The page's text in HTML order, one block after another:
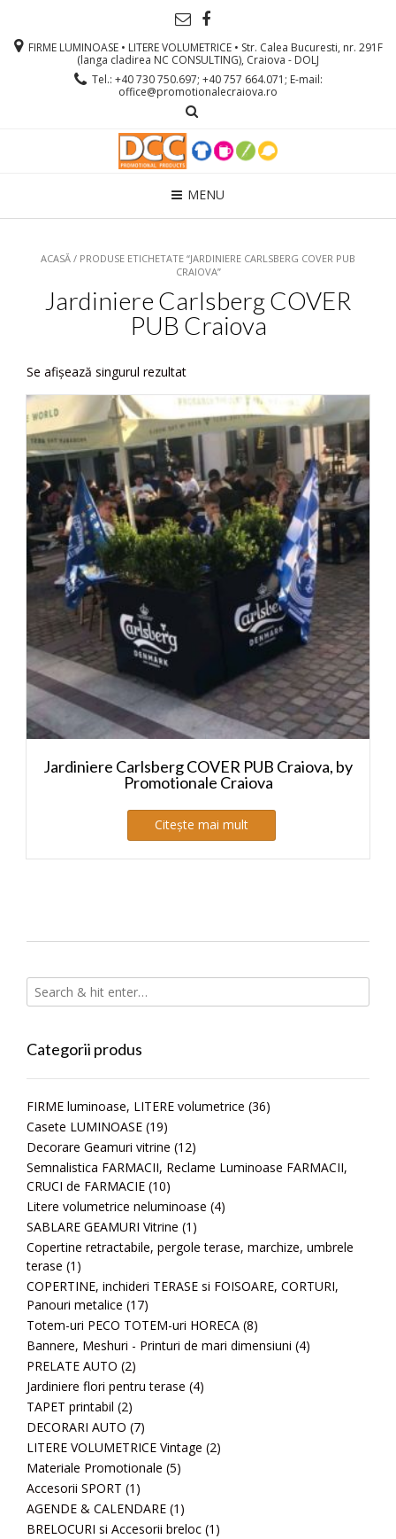
FIRME LUMINOASE • LITERE VOLUMETRICE • Str. Calea Bucuresti, nr. 291F
(langa cladirea NC CONSULTING), Craiova - DOLJ
Tel.: +40 730 750.697; +40 757 664.071; E-mail:
office@promotionalecraiova.ro
MENU
ACASĂ / PRODUSE ETICHETATE “JARDINIERE CARLSBERG COVER PUB
CRAIOVA”
Jardiniere Carlsberg COVER
PUB Craiova
Se afișează singurul rezultat
Jardiniere Carlsberg COVER PUB Craiova, by
Promotionale Craiova
Citește mai mult
Categorii produs
FIRME luminoase, LITERE volumetrice (36)
Casete LUMINOASE (19)
Decorare Geamuri vitrine (12)
Semnalistica FARMACII, Reclame Luminoase FARMACII,
CRUCI de FARMACIE (10)
Litere volumetrice neluminoase (4)
SABLARE GEAMURI Vitrine (1)
Copertine retractabile, pergole terase, marchize, umbrele
terase (1)
COPERTINE, inchideri TERASE si FOISOARE, CORTURI,
Panouri metalice (17)
Totem-uri PECO TOTEM-uri HORECA (8)
Bannere, Meshuri - Printuri de mari dimensiuni (4)
PRELATE AUTO (2)
Jardiniere flori pentru terase (4)
TAPET printabil (2)
DECORARI AUTO (7)
LITERE VOLUMETRICE Vintage (2)
Materiale Promotionale (5)
Accesorii SPORT (1)
AGENDE & CALENDARE (1)
BRELOCURI si Accesorii breloc (1)